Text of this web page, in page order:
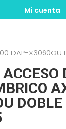
Mi cuenta
DAP-X3060OU